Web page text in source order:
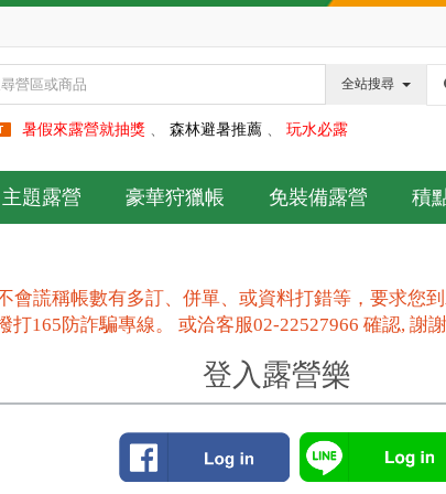
全站搜尋
暑假來露營就抽獎、 森林避暑推薦 、 玩水必露
主題露營 豪華狩獵帳 免裝備露營 積
會謊稱帳數有多訂、併單、或資料打錯等，要求您
165防詐騙專線。 或洽客服02-22527966 確認, 謝謝
登入露營樂